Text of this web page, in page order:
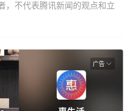
，不代表腾讯新闻的观点和立
广告